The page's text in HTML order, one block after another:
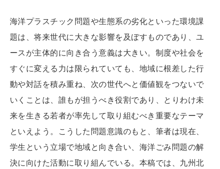
海洋プラスチック問題や生態系の劣化といった環境課
題は、将来世代に大きな影響を及ぼすものであり、ユ
ースが主体的に向き合う意義は大きい。制度や社会を
すぐに変える力は限られていても、地域に根差した行
動や対話を積み重ね、次の世代へと価値観をつないで
いくことは、誰もが担うべき役割であり、とりわけ未
来を生きる若者が率先して取り組むべき重要なテーマ
といえよう。こうした問題意識のもと、筆者は現在、
学生という立場で地域と向き合い、海洋ごみ問題の解
決に向けた活動に取り組んでいる。本稿では、九州北